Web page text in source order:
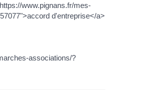
www.pignans.fr/mes-
d'entreprise</a>
associations/?